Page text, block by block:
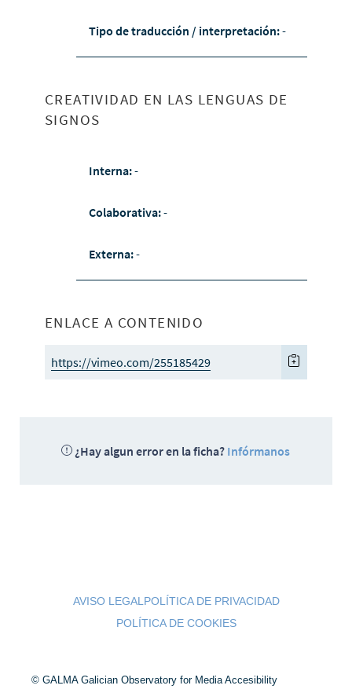
Tipo de traducción / interpretación:-
CREATIVIDAD EN LAS LENGUAS DE
SIGNOS
Interna:-
Colaborativa:-
Externa:-
ENLACE A CONTENIDO
https://vimeo.com/255185429
¿Hay algun error en la ficha? Infórmanos
AVISO LEGAL POLÍTICA DE PRIVACIDAD
POLÍTICA DE COOKIES
© GALMA Galician Observatory for Media Accesibility